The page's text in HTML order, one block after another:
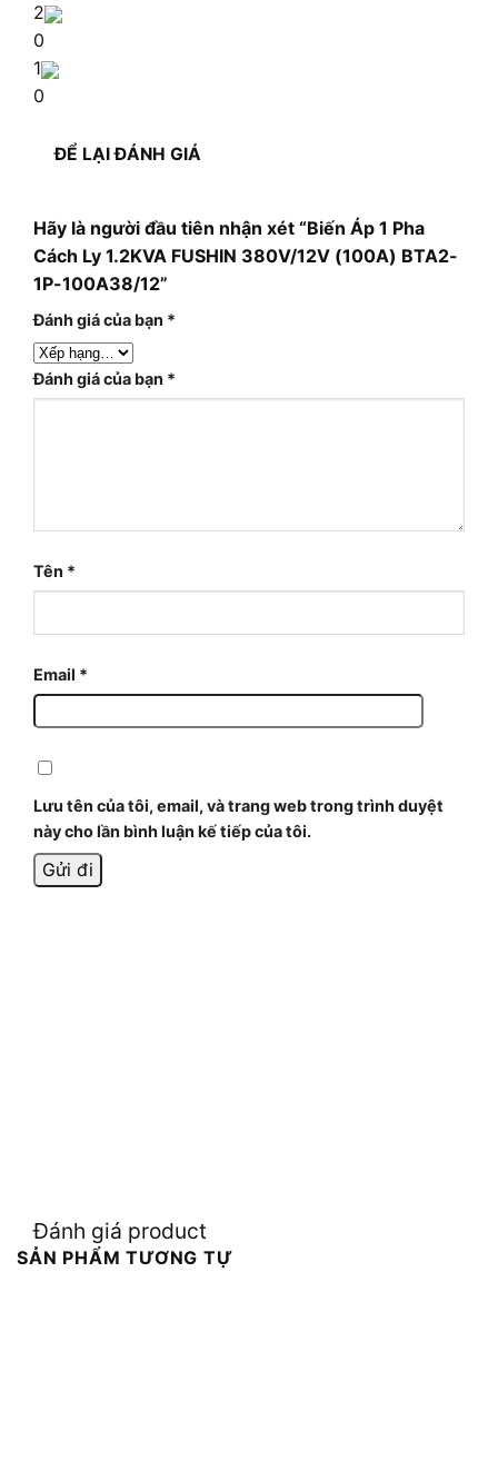
2
0
1
0
ĐỂ LẠI ĐÁNH GIÁ
Hãy là người đầu tiên nhận xét “Biến Áp 1 Pha
Cách Ly 1.2KVA FUSHIN 380V/12V (100A) BTA2-
1P-100A38/12”
Đánh giá của bạn *
Đánh giá của bạn *
Tên *
Email *
Lưu tên của tôi, email, và trang web trong trình duyệt
này cho lần bình luận kế tiếp của tôi.
Đánh giá product
SẢN PHẨM TƯƠNG TỰ